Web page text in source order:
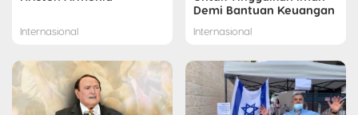
Internasional
Demi Bantuan Keuangan
Internasional